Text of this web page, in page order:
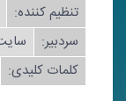
تنظیم كننده:
سردبیر:
کلمات کلیدی: